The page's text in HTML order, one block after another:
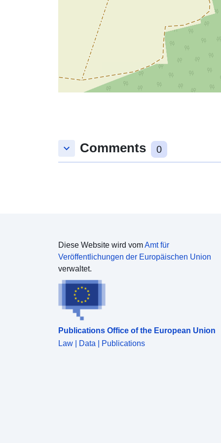
keyboard_arrow_down Comments 0
Diese Website wird vomAmt für
Veröffentlichungen der Europäischen Union
verwaltet.
Publications Office of the European Union
Law | Data | Publications